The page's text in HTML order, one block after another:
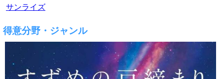
サンライズ
得意分野・ジャンル